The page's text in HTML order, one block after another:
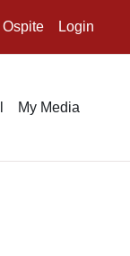
Ospite Login
My Media